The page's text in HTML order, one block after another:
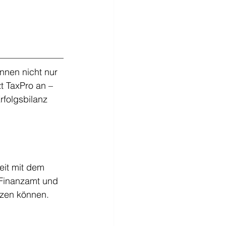
nicht nur
TaxPro an –
mit dem
und
können.